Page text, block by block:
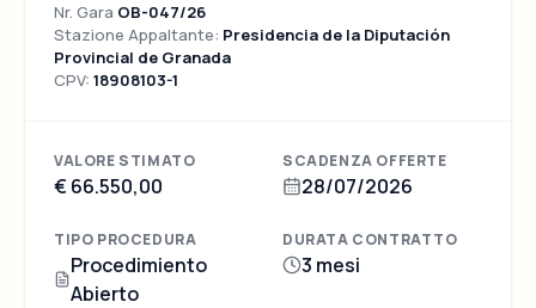
Nr. Gara OB-047/26
Stazione Appaltante: Presidencia de la Diputación
Provincial de Granada
CPV: 18908103-1
VALORE STIMATO
€ 66.550,00
SCADENZA OFFERTE
28/07/2026
TIPO PROCEDURA
Procedimiento
Abierto
DURATA CONTRATTO
3 mesi